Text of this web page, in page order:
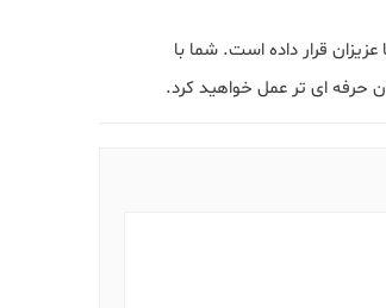
عزیزان قرار داده است. شما با
حرفه ای تر عمل خواهید کرد.